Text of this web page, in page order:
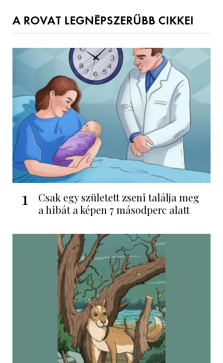
A ROVAT LEGNÉPSZERŰBB CIKKEI
1
Csak egy született zseni találja meg
a hibát a képen 7 másodperc alatt